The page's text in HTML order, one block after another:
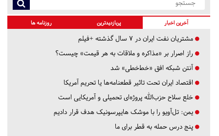
آخرین اخبار پربازدیدترین روزنامه ها
مشتریان نفت ایران در ۷ سال گذشته +فیلم
راز اصرار بر «مذاکره و ملاقات به هر قیمت» چیست؟
آنتن شبکه افق «خط‌خطی» شد
اقتصاد ایران تحت تاثیر قطعنامه‌ها یا تحریم‌ آمریکا
خلع سلاح حزب‌الله پروژه‌ای تحمیلی و آمریکایی است
یمن: تل‌آویو را با موشک هایپرسونیک هدف قرار دادیم
پنج درس‌ حمله به قطر برای ما